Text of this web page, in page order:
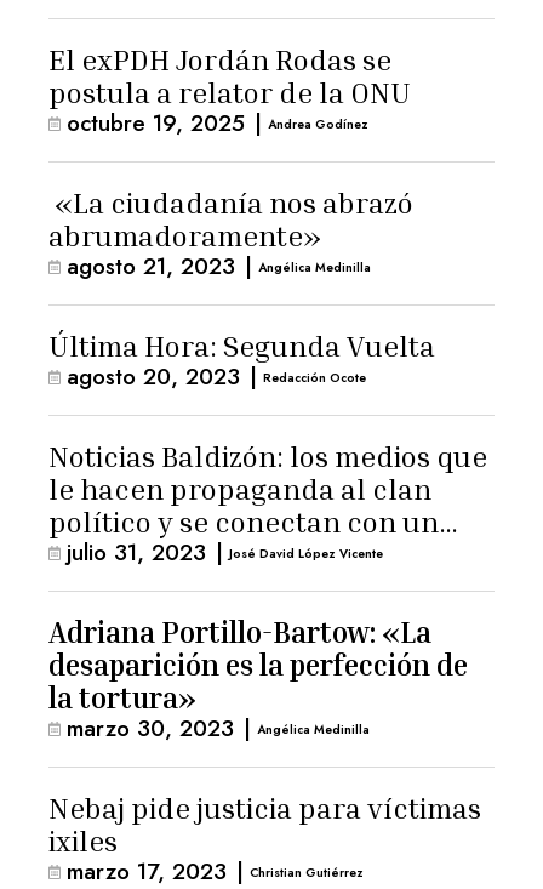
El exPDH Jordán Rodas se
postula a relator de la ONU
octubre 19, 2025 | Andrea Godínez
«La ciudadanía nos abrazó
abrumadoramente»
agosto 21, 2023 | Angélica Medinilla
Última Hora: Segunda Vuelta
agosto 20, 2023 | Redacción Ocote
Noticias Baldizón: los medios que
le hacen propaganda al clan
político y se conectan con un
hombre de confianza de
Giammattei
julio 31, 2023 | José David López Vicente
Adriana Portillo-Bartow: «La
desaparición es la perfección de
la tortura»
marzo 30, 2023 | Angélica Medinilla
Nebaj pide justicia para víctimas
ixiles
marzo 17, 2023 | Christian Gutiérrez